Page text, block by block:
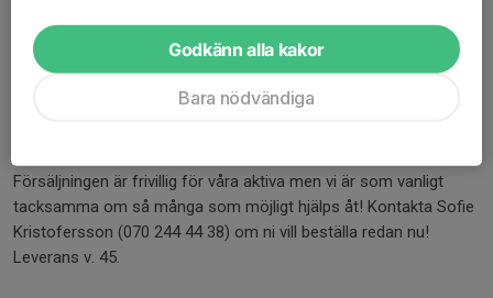
Försäljningen är frivillig för våra aktiva men vi är som vanligt
tacksamma om så många som möjligt hjälps åt! Kontakta Sofie
Kristofersson (070 244 44 38) om ni vill beställa redan nu!
Leverans v. 45.
Godkänn alla kakor
Bara nödvändiga